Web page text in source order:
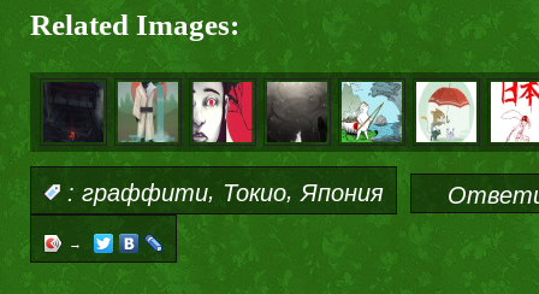
Related Images:
: граффити, Токио, Япония
→